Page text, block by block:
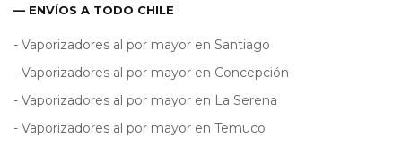
— ENVÍOS A TODO CHILE
- Vaporizadores al por mayor en Santiago
- Vaporizadores al por mayor en Concepción
- Vaporizadores al por mayor en La Serena
- Vaporizadores al por mayor en Temuco